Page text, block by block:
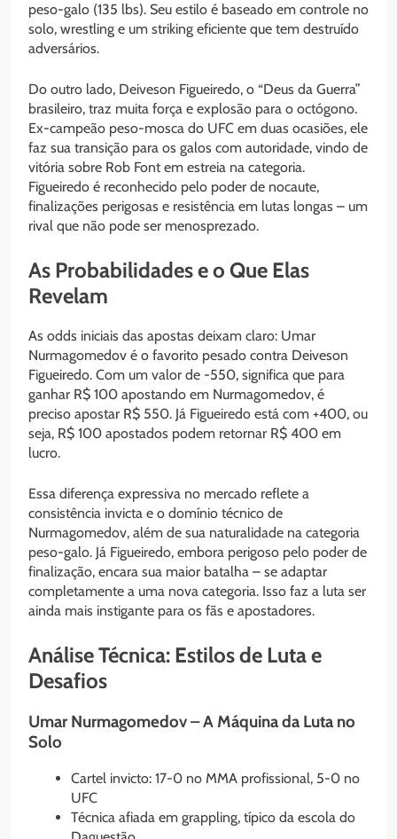
peso-galo (135 lbs). Seu estilo é baseado em controle no
solo, wrestling e um striking eficiente que tem destruído
adversários.
Do outro lado, Deiveson Figueiredo, o “Deus da Guerra”
brasileiro, traz muita força e explosão para o octógono.
Ex-campeão peso-mosca do UFC em duas ocasiões, ele
faz sua transição para os galos com autoridade, vindo de
vitória sobre Rob Font em estreia na categoria.
Figueiredo é reconhecido pelo poder de nocaute,
finalizações perigosas e resistência em lutas longas – um
rival que não pode ser menosprezado.
As Probabilidades e o Que Elas
Revelam
As odds iniciais das apostas deixam claro: Umar
Nurmagomedov é o favorito pesado contra Deiveson
Figueiredo. Com um valor de -550, significa que para
ganhar R$ 100 apostando em Nurmagomedov, é
preciso apostar R$ 550. Já Figueiredo está com +400, ou
seja, R$ 100 apostados podem retornar R$ 400 em
lucro.
Essa diferença expressiva no mercado reflete a
consistência invicta e o domínio técnico de
Nurmagomedov, além de sua naturalidade na categoria
peso-galo. Já Figueiredo, embora perigoso pelo poder de
finalização, encara sua maior batalha – se adaptar
completamente a uma nova categoria. Isso faz a luta ser
ainda mais instigante para os fãs e apostadores.
Análise Técnica: Estilos de Luta e
Desafios
Umar Nurmagomedov – A Máquina da Luta no
Solo
Cartel invicto: 17-0 no MMA profissional, 5-0 no
UFC
Técnica afiada em grappling, típico da escola do